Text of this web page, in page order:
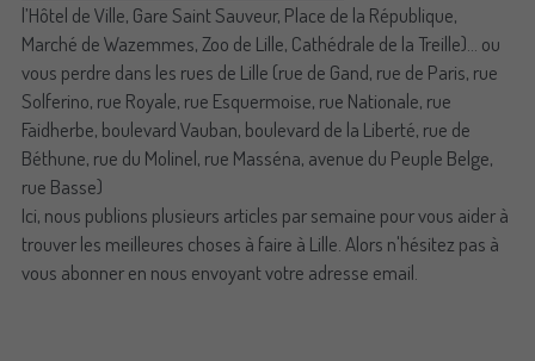
l’Hôtel de Ville, Gare Saint Sauveur, Place de la République,
Marché de Wazemmes, Zoo de Lille, Cathédrale de la Treille)… ou
vous perdre dans les rues de Lille (rue de Gand, rue de Paris, rue
Solferino, rue Royale, rue Esquermoise, rue Nationale, rue
Faidherbe, boulevard Vauban, boulevard de la Liberté, rue de
Béthune, rue du Molinel, rue Masséna, avenue du Peuple Belge,
rue Basse)
Ici, nous publions plusieurs articles par semaine pour vous aider à
trouver les meilleures choses à faire à Lille. Alors n'hésitez pas à
vous abonner en nous envoyant votre adresse email.